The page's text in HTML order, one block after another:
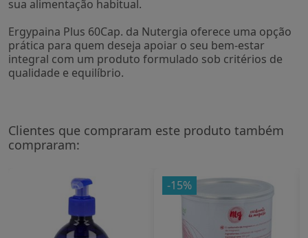
sua alimentação habitual.
Ergypaina Plus 60Cap. da Nutergia oferece uma opção
prática para quem deseja apoiar o seu bem-estar
integral com um produto formulado sob critérios de
qualidade e equilíbrio.
Clientes que compraram este produto também
compraram:
-15%